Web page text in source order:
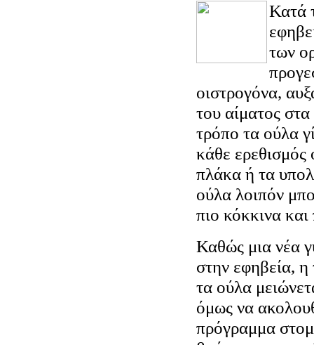
Κατά
των
οιστρογόνα,
του αίματος
τρόπο τα ούλα
κάθε
πλάκα ή τα
ούλα λοιπόν
πιο κόκκινα
Καθώς μια νέα
στην εφηβεία, η
τα ούλα
όμως να
πρόγραμμα